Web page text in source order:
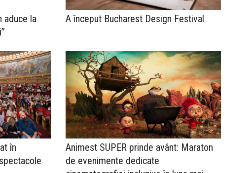
aduce la
A început Bucharest Design Festival
în
Animest SUPER prinde avânt: Maraton
de evenimente dedicate